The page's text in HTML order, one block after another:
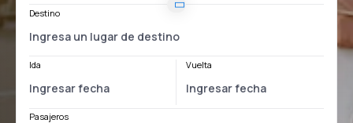
Destino
Ida Vuelta
Pasajeros